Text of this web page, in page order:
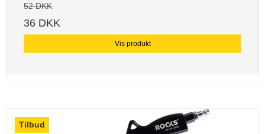
52 DKK
36 DKK
Vis produkt
Tilbud